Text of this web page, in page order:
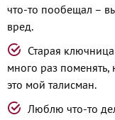
что-то пообещал –
вред.
Старая
много раз поменять,
это мой талисман.
Люблю что-то